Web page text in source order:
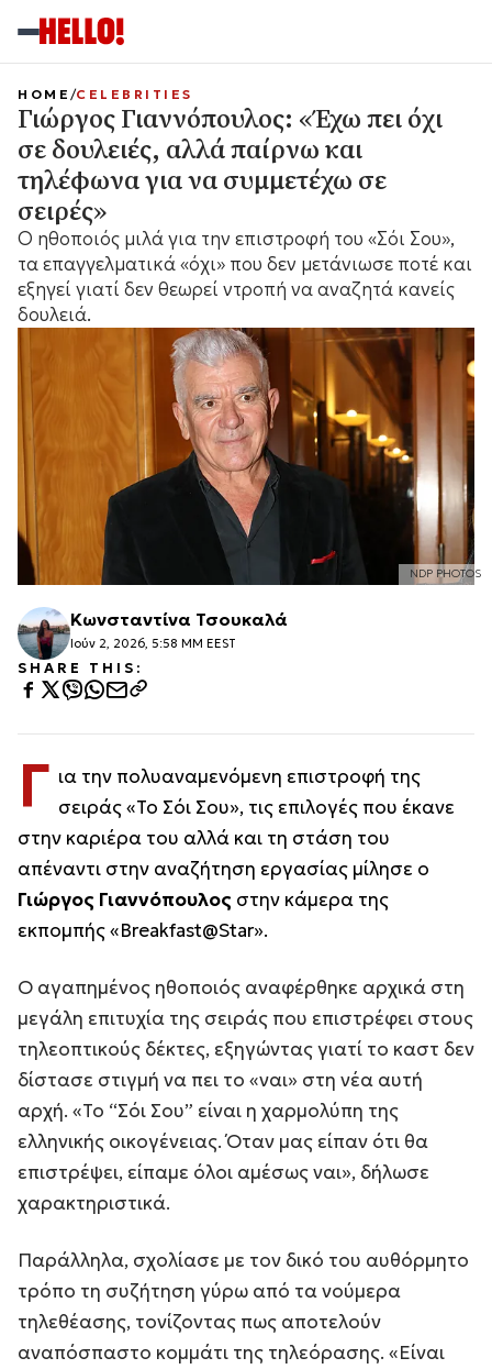
NDP PHOTOS
HOME CELEBRITIES
Γιώργος Γιαννόπουλος: «Έχω πει όχι
σε δουλειές, αλλά παίρνω και
τηλέφωνα για να συμμετέχω σε
σειρές»
Ο ηθοποιός μιλά για την επιστροφή του «Σόι Σου»,
τα επαγγελματικά «όχι» που δεν μετάνιωσε ποτέ και
εξηγεί γιατί δεν θεωρεί ντροπή να αναζητά κανείς
δουλειά.
Κωνσταντίνα Τσουκαλά
Ιούν 2, 2026, 5:58 ΜΜ EEST
SHARE THIS:
Γ ια την πολυαναμενόμενη επιστροφή της
σειράς «Το Σόι Σου», τις επιλογές που έκανε
στην καριέρα του αλλά και τη στάση του
απέναντι στην αναζήτηση εργασίας μίλησε ο
Γιώργος Γιαννόπουλος στην κάμερα της
εκπομπής «Breakfast@Star».
Ο αγαπημένος ηθοποιός αναφέρθηκε αρχικά στη
μεγάλη επιτυχία της σειράς που επιστρέφει στους
τηλεοπτικούς δέκτες, εξηγώντας γιατί το καστ δεν
δίστασε στιγμή να πει το «ναι» στη νέα αυτή
αρχή. «Το “Σόι Σου” είναι η χαρμολύπη της
ελληνικής οικογένειας. Όταν μας είπαν ότι θα
επιστρέψει, είπαμε όλοι αμέσως ναι», δήλωσε
χαρακτηριστικά.
Παράλληλα, σχολίασε με τον δικό του αυθόρμητο
τρόπο τη συζήτηση γύρω από τα νούμερα
τηλεθέασης, τονίζοντας πως αποτελούν
αναπόσπαστο κομμάτι της τηλεόρασης. «Είναι